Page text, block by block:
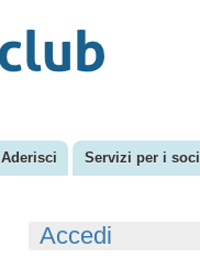
Aderisci Servizi per i soci
Accedi